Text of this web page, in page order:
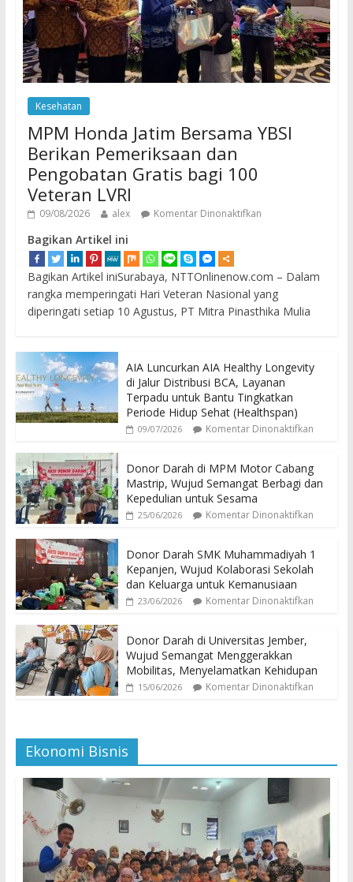
Kesehatan
MPM Honda Jatim Bersama YBSI
Berikan Pemeriksaan dan
Pengobatan Gratis bagi 100
Veteran LVRI
09/08/2026 alex Komentar Dinonaktifkan
Bagikan Artikel ini
Bagikan Artikel iniSurabaya, NTTOnlinenow.com – Dalam
rangka memperingati Hari Veteran Nasional yang
diperingati setiap 10 Agustus, PT Mitra Pinasthika Mulia
AIA Luncurkan AIA Healthy Longevity
di Jalur Distribusi BCA, Layanan
Terpadu untuk Bantu Tingkatkan
Periode Hidup Sehat (Healthspan)
09/07/2026 Komentar Dinonaktifkan
Donor Darah di MPM Motor Cabang
Mastrip, Wujud Semangat Berbagi dan
Kepedulian untuk Sesama
25/06/2026 Komentar Dinonaktifkan
Donor Darah SMK Muhammadiyah 1
Kepanjen, Wujud Kolaborasi Sekolah
dan Keluarga untuk Kemanusiaan
23/06/2026 Komentar Dinonaktifkan
Donor Darah di Universitas Jember,
Wujud Semangat Menggerakkan
Mobilitas, Menyelamatkan Kehidupan
15/06/2026 Komentar Dinonaktifkan
Ekonomi Bisnis